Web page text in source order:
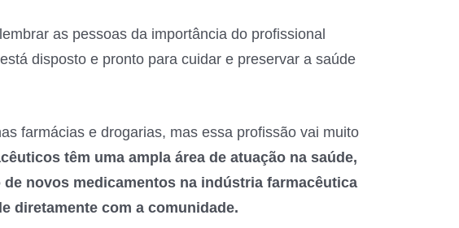
as pessoas da importância do profissional
disposto e pronto para cuidar e preservar a saúde
farmácias e drogarias, mas essa profissão vai muito
têm uma ampla área de atuação na saúde,
novos medicamentos na indústria farmacêutica
diretamente com a comunidade.